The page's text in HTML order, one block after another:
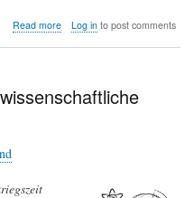
Read moreabout
anti-
Log into post comments